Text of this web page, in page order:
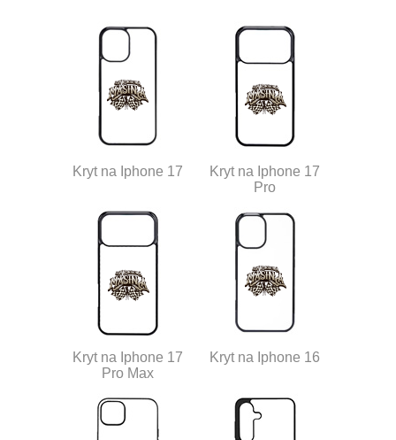
Kryt na Iphone 17
Kryt na Iphone 17
Pro
Kryt na Iphone 17
Pro Max
Kryt na Iphone 16